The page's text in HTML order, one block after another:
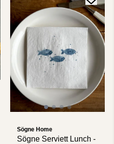
Sögne Home
Sögne Serviett Lunch -